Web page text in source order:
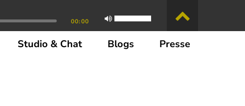
00:00
Studio & Chat Blogs Presse